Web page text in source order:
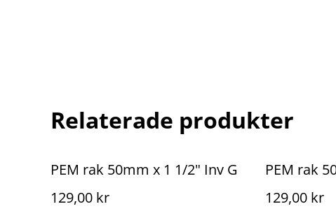
Relaterade produkter
PEM rak 50mm x 1 1/2" Inv G
129,00 kr
PEM rak
129,00 kr